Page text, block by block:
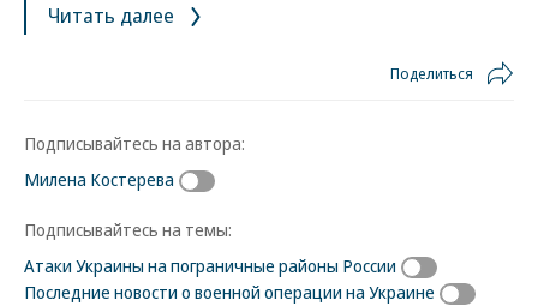
Читать далее
Поделиться
Подписывайтесь на автора:
Милена Костерева
Подписывайтесь на темы:
Атаки Украины на пограничные районы России
Последние новости о военной операции на Украине